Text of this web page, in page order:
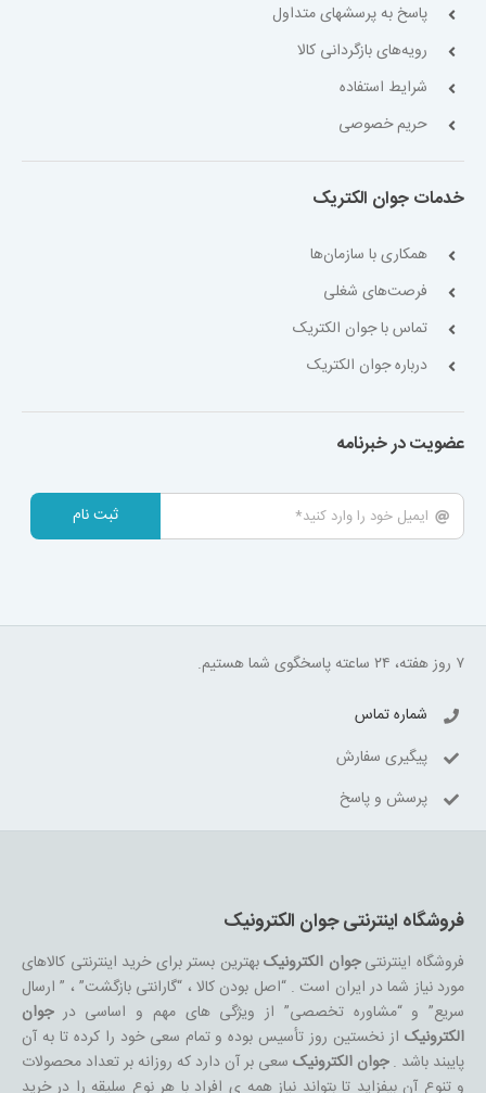
پاسخ به پرسشهای متداول
رویه‌های بازگردانی کالا
شرایط استفاده
حریم خصوصی
خدمات جوان الکتریک
همکاری با سازمان‌ها
فرصت‌های شغلی
تماس با جوان الکتریک
درباره جوان الکتریک
عضویت در خبرنامه
ثبت نام
۷ روز هفته، ۲۴ ساعته پاسخگوی شما هستیم.
شماره تماس
پیگیری سفارش
پرسش و پاسخ
فروشگاه اینترنتی جوان الکترونیک
فروشگاه اینترنتیجوان الکترونیکبهترین بستر برای خرید اینترنتی کالاهای
مورد نیاز شما در ایران است . “اصل بودن کالا ، “گارانتی بازگشت” ، ” ارسال
سریع” و “مشاوره تخصصی” از ویژگی های مهم و اساسی درجوان
الکترونیکاز نخستین روز تأسیس بوده و تمام سعی خود را کرده تا به آن
پایبند باشد .جوان الکترونیکسعی بر آن دارد که روزانه بر تعداد محصولات
و تنوع آن بیفزاید تا بتواند نیاز همه ی افراد با هر نوع سلیقه را در خرید